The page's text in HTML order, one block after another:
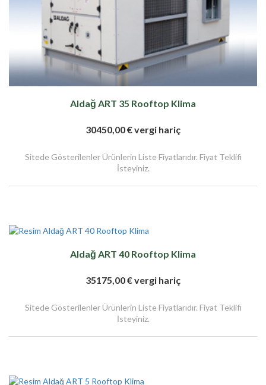
Aldağ ART 35 Rooftop Klima
30450,00 € vergi hariç
Sitede Gösterilenler Ürünlerin Liste Fiyatlarıdır. Fiyat Teklifi
İsteyiniz.
Aldağ ART 40 Rooftop Klima
35175,00 € vergi hariç
Sitede Gösterilenler Ürünlerin Liste Fiyatlarıdır. Fiyat Teklifi
İsteyiniz.